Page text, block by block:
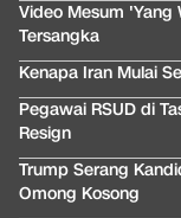
Video Mesum 'Yang
Tersangka
Kenapa Iran Mulai
Pegawai RSUD di
Resign
Trump Serang
Omong Kosong